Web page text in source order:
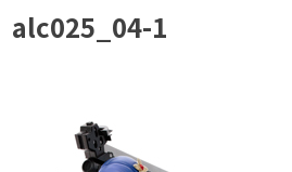
alc025_04-1